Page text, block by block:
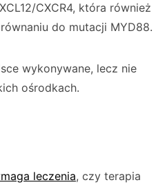
CXCR4, która również
do mutacji MYD88.
wykonywane, lecz nie
ośrodkach.
leczenia, czy terapia